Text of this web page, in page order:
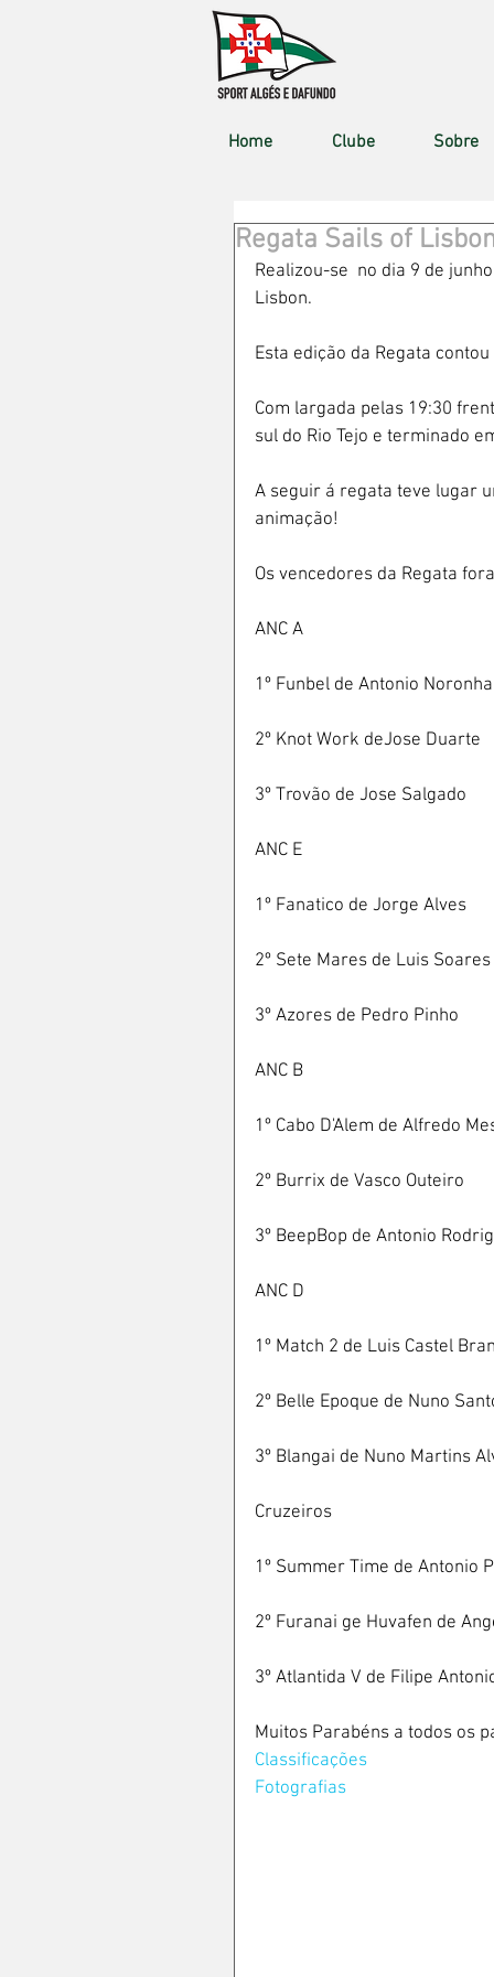
Home Clube Sobre
Regata Sails of
Realizou-se  no dia 9 de
Lisbon.
Esta edição da Regata
Com largada pelas 19:30
sul do Rio Tejo e terminado
A seguir á regata teve lugar
animação!
Os vencedores da Regata
ANC A
1º Funbel de Antonio Noronha
2º Knot Work deJose Duarte
3º Trovão de Jose Salgado
ANC E
1º Fanatico de Jorge Alves
2º Sete Mares de Luis Soares
3º Azores de Pedro Pinho
ANC B
1º Cabo D'Alem de Alfredo
2º Burrix de Vasco Outeiro
3º BeepBop de Antonio
ANC D
1º Match 2 de Luis Castel
2º Belle Epoque de Nuno
3º Blangai de Nuno Martins
Cruzeiros
1º Summer Time de Antonio
2º Furanai ge Huvafen de
3º Atlantida V de Filipe
Muitos Parabéns a todos os
Classificações
Fotografias